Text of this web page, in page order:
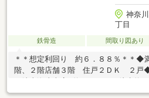
神奈
丁目
鉄骨造 間取り図あり
＊＊想定利回り 約６．８８％＊＊◆
階、２階店舗３階 住戸２ＤＫ ２戸
ヶ崎東海岸南店…約２７０ｍ（徒歩約
ヶ崎雄三通り店…約５３０ｍ（徒歩約